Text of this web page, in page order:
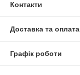
Контакти
Доставка та оплата
Графік роботи